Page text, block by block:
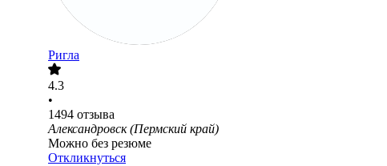
Ригла
4.3
•
1494 отзыва
Александровск (Пермский край)
Можно без резюме
Откликнуться